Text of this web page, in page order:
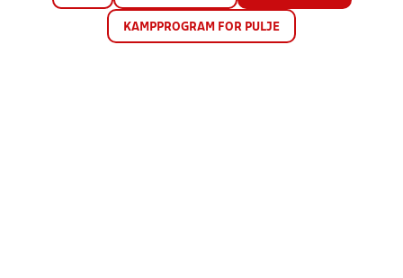
KAMPPROGRAM FOR PULJE